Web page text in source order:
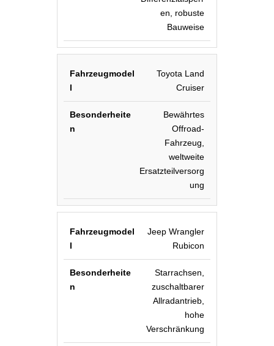
en, robuste
Bauweise
Toyota Land
Cruiser
Bewährtes
Offroad-
Fahrzeug,
weltweite
Ersatzteilversorg
ung
Jeep Wrangler
Rubicon
Starrachsen,
zuschaltbarer
Allradantrieb,
hohe
Verschränkung